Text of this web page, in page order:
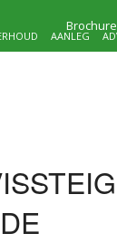
AANLEG
Brochure